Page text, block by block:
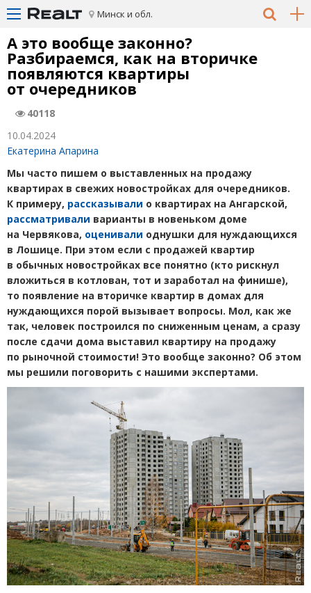
Минск и обл.
А это вообще законно?
Разбираемся, как на вторичке
появляются квартиры
от очередников
40118
10.04.2024
Екатерина Апарина
Мы часто пишем о выставленных на продажу
квартирах в свежих новостройках для очередников.
К примеру, рассказывали о квартирах на Ангарской,
рассматривали варианты в новеньком доме
на Червякова, оценивали однушки для нуждающихся
в Лошице. При этом если с продажей квартир
в обычных новостройках все понятно (кто рискнул
вложиться в котлован, тот и заработал на финише),
то появление на вторичке квартир в домах для
нуждающихся порой вызывает вопросы. Мол, как же
так, человек построился по сниженным ценам, а сразу
после сдачи дома выставил квартиру на продажу
по рыночной стоимости! Это вообще законно? Об этом
мы решили поговорить с нашими экспертами.